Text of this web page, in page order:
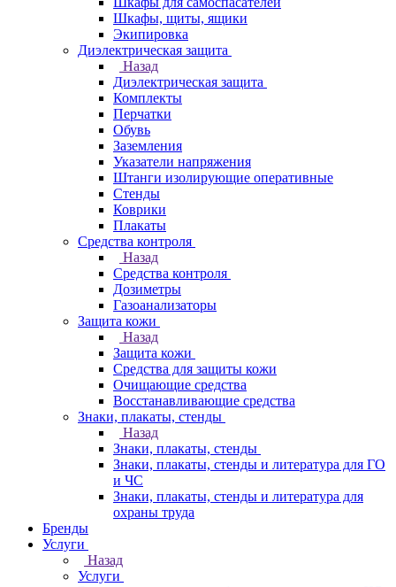
Шкафы, щиты, ящики
Экипировка
Диэлектрическая защита
Назад
Диэлектрическая защита
Комплекты
Перчатки
Обувь
Заземления
Указатели напряжения
Штанги изолирующие оперативные
Стенды
Коврики
Плакаты
Средства контроля
Назад
Средства контроля
Дозиметры
Газоанализаторы
Защита кожи
Назад
Защита кожи
Средства для защиты кожи
Очищающие средства
Восстанавливающие средства
Знаки, плакаты, стенды
Назад
Знаки, плакаты, стенды
Знаки, плакаты, стенды и литература для ГО
и ЧС
Знаки, плакаты, стенды и литература для
охраны труда
Бренды
Услуги
Назад
Услуги